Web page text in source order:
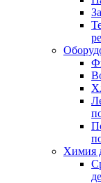
Химия